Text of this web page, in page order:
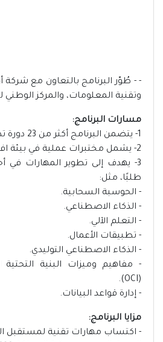
- - طُوّر البرنامج بالتعاون مع شركة
وتقنية المعلومات، والمركز الوطني
مسارات البرنامج:
1- يتضمن البرنامج أكثر من 23 دورة تدريبية مكثفة.
2- يشمل مختبرات عملية في بيئة افتراضية.
3- يهدف إلى تطوير المهارات في
طلبًا، مثل:
- الحوسبة السحابية.
- الذكاء الاصطناعي.
- التعلم الآلي.
- تطبيقات الأعمال.
- الذكاء الاصطناعي التوليدي.
- مفاهيم وميزات البنية
(OCI).
- إدارة قواعد البيانات.
مزايا البرنامج:
- اكتساب مهارات تقنية لمستقبل